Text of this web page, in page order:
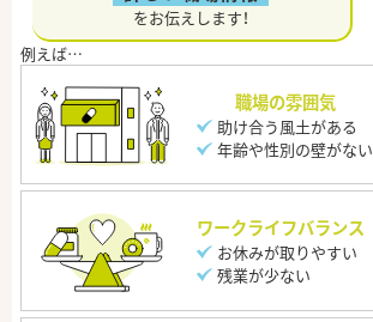
をお伝えします！
職場の雰囲気
助け合う風土がある
年齢や性別の壁がない
ワークライフバランス
お休みが取りやすい
残業が少ない